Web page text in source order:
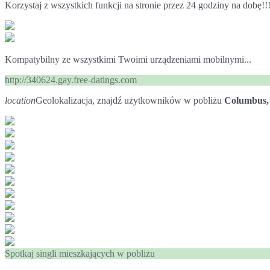
Korzystaj z wszystkich funkcji na stronie przez 24 godziny na dobę!!!
Kompatybilny ze wszystkimi Twoimi urządzeniami mobilnymi...
http://340624.gay.free-datings.com
locationGeolokalizacja, znajdź użytkowników w pobliżu
Spotkaj singli mieszkających w pobliżu